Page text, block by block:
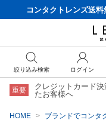
コンタクトレンズ送料
重要
クレジットカード
たお客様へ
HOME ブランドでコンタ
絞り込み検索 ログイン